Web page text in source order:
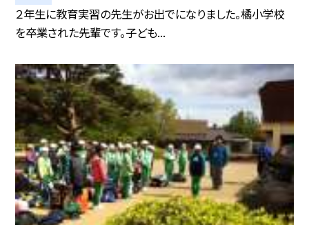
２年生に教育実習の先生がお出でになりました。橘小学校
を卒業された先輩です。子ども...